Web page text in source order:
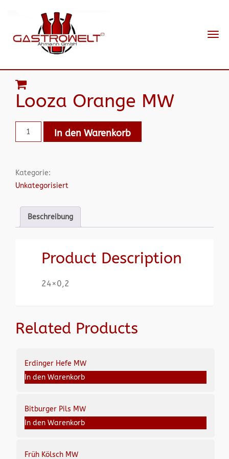
Looza Orange MW
In den Warenkorb
Kategorie:
Unkategorisiert
Beschreibung
Product Description
24×0,2
Related Products
Erdinger Hefe MW
In den Warenkorb
Bitburger Pils MW
In den Warenkorb
Früh Kölsch MW